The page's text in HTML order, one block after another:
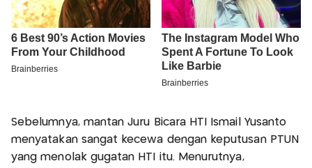
Sebelumnya, mantan Juru Bicara HTI Ismail Yusanto
menyatakan sangat kecewa dengan keputusan PTUN
yang menolak gugatan HTI itu. Menurutnya,